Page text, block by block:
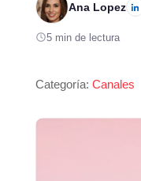
Ana Lopez
5 min de lectura
Categoría: Canales